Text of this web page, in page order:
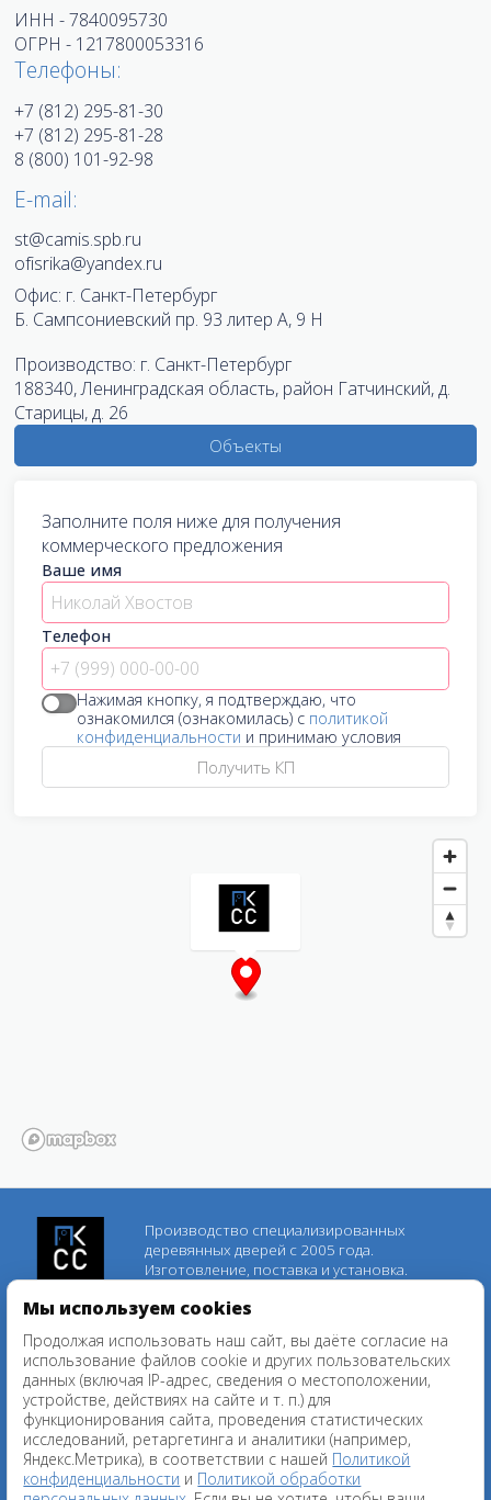
ИНН - 7840095730
ОГРН - 1217800053316
Телефоны:
+7 (812) 295-81-30
+7 (812) 295-81-28
8 (800) 101-92-98
E-mail:
st@camis.spb.ru
ofisrika@yandex.ru
Офис: г. Санкт-Петербург
Б. Сампсониевский пр. 93 литер А, 9 Н
Производство: г. Санкт-Петербург
188340, Ленинградская область, район Гатчинский, д.
Старицы, д. 26
Объекты
Заполните поля ниже для получения
коммерческого предложения
Ваше имя
Телефон
Нажимая кнопку, я подтверждаю, что
ознакомился (ознакомилась) с политикой
конфиденциальности и принимаю условия
Получить КП
Производство специализированных
деревянных дверей с 2005 года.
Изготовление, поставка и установка.
st@camis.spb.ru
ofisrika@yandex.ru
+7 (812) 295-81-30
+7 (812) 295-81-28
8 (800) 101-92-98
Срочная консультация
Политика конфиденциальности
Согласие на обработку персональных
Мы используем cookies
Продолжая использовать наш сайт, вы даёте согласие на
использование файлов cookie и других пользовательских
данных (включая IP-адрес, сведения о местоположении,
устройстве, действиях на сайте и т. п.) для
функционирования сайта, проведения статистических
исследований, ретаргетинга и аналитики (например,
Яндекс.Метрика), в соответствии с нашей Политикой
конфиденциальности и Политикой обработки